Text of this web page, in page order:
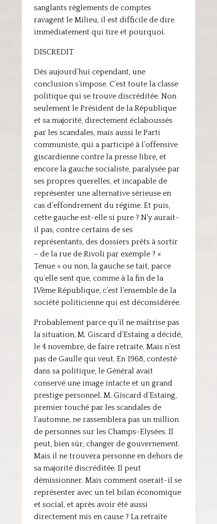
sanglants règlements de comptes
ravagent le Milieu, il est difficile de dire
immédiatement qui tire et pourquoi.
DISCREDIT
Dès aujourd’hui cependant, une
conclusion s’impose. C’est toute la classe
politique qui se trouve discréditée. Non
seulement le Président de la République
et sa majorité, directement éclaboussés
par les scandales, mais aussi le Parti
communiste, qui a participé à l’offensive
giscardienne contre la presse libre, et
encore la gauche socialiste, paralysée par
ses propres querelles, et incapable de
représenter une alternative sérieuse en
cas d’effondrement du régime. Et puis,
cette gauche est-elle si pure ? N’y aurait-
il pas, contre certains de ses
représentants, des dossiers prêts à sortir
– de la rue de Rivoli par exemple ? «
Tenue » ou non, la gauche se tait, parce
qu’elle sent que, comme à la fin de la
IVème République, c’est l’ensemble de la
société politicienne qui est déconsidérée.
Probablement parce qu’il ne maîtrise pas
la situation, M. Giscard d’Estaing a décidé,
le 4 novembre, de faire retraite. Mais n’est
pas de Gaulle qui veut. En 1968, contesté
dans sa politique, le Général avait
conservé une image intacte et un grand
prestige personnel. M. Giscard d’Estaing,
premier touché par les scandales de
l’automne, ne rassemblera pas un million
de personnes sur les Champs-Elysées. Il
peut, bien sûr, changer de gouvernement.
Mais il ne trouvera personne en dehors de
sa majorité discréditée. Il peut
démissionner. Mais comment oserait-il se
représenter avec un tel bilan économique
et social, et après avoir été aussi
directement mis en cause ? La retraite